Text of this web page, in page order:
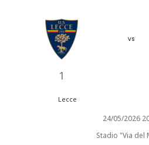
1
vs
Lecce
24/05/2026
Stadio "Via del